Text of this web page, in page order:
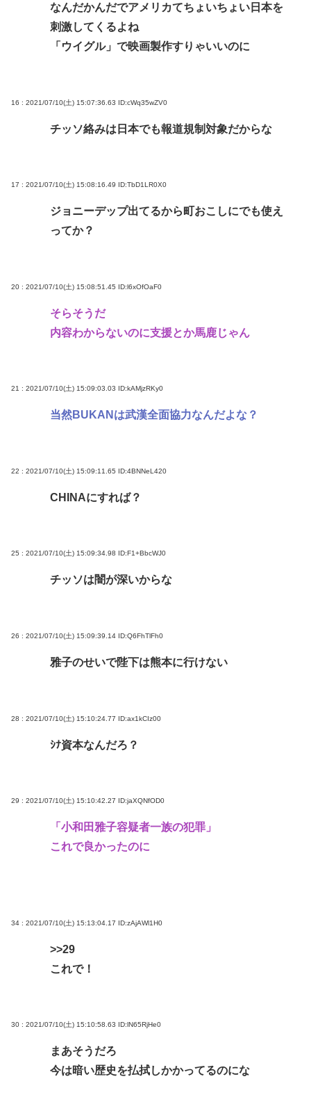
なんだかんだでアメリカてちょいちょい日本を
刺激してくるよね
「ウイグル」で映画製作すりゃいいのに
16 : 2021/07/10(土) 15:07:36.63 ID:cWq35wZV0
チッソ絡みは日本でも報道規制対象だからな
17 : 2021/07/10(土) 15:08:16.49 ID:TbD1LR0X0
ジョニーデップ出てるから町おこしにでも使え
ってか？
20 : 2021/07/10(土) 15:08:51.45 ID:l6xOfOaF0
そらそうだ
内容わからないのに支援とか馬鹿じゃん
21 : 2021/07/10(土) 15:09:03.03 ID:kAMjzRKy0
当然BUKANは武漢全面協力なんだよな？
22 : 2021/07/10(土) 15:09:11.65 ID:4BNNeL420
CHINAにすれば？
25 : 2021/07/10(土) 15:09:34.98 ID:F1+BbcWJ0
チッソは闇が深いからな
26 : 2021/07/10(土) 15:09:39.14 ID:Q6FhTlFh0
雅子のせいで陛下は熊本に行けない
28 : 2021/07/10(土) 15:10:24.77 ID:ax1kCIz00
ｼﾅ資本なんだろ？
29 : 2021/07/10(土) 15:10:42.27 ID:jaXQNfOD0
「小和田雅子容疑者一族の犯罪」
これで良かったのに
34 : 2021/07/10(土) 15:13:04.17 ID:zAjAWl1H0
>>29
これで！
30 : 2021/07/10(土) 15:10:58.63 ID:lN65RjHe0
まあそうだろ
今は暗い歴史を払拭しかかってるのにな